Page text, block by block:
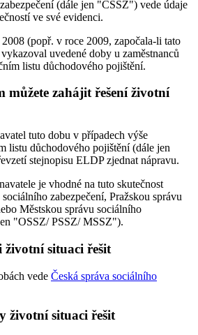
(dále jen "ČSSZ") vede údaje
ve své evidenci.
(popř. v roce 2009, započala-li tato
uvedené doby u zaměstnanců
listu důchodového pojištění.
můžete zahájit řešení životní
tuto dobu v případech výše
listu důchodového pojištění (dále jen
stejnopisu ELDP zjednat nápravu.
je vhodné na tuto skutečnost
zabezpečení, Pražskou správu
Městskou správu sociálního
"OSSZ/ PSSZ/ MSSZ").
životní situaci řešit
vede Česká správa sociálního
životní situaci řešit